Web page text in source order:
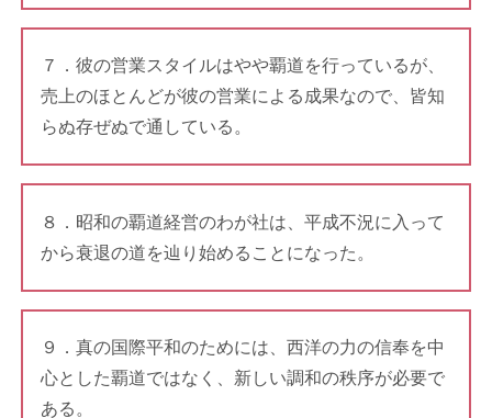
７．彼の営業スタイルはやや覇道を行っているが、
売上のほとんどが彼の営業による成果なので、皆知
らぬ存ぜぬで通している。
８．昭和の覇道経営のわが社は、平成不況に入って
から衰退の道を辿り始めることになった。
９．真の国際平和のためには、西洋の力の信奉を中
心とした覇道ではなく、新しい調和の秩序が必要で
ある。